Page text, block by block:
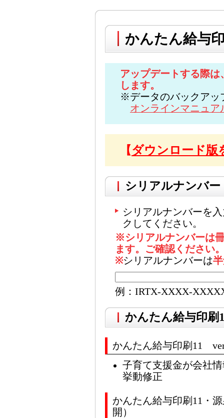
かんたん給与
アップデートする際
します。
※データのバックアッ
オンラインマニュア
【 ダウンロード
シリアルナンバー
シリアルナンバーを
クしてください。
※シリアルナンバーは
ます。ご確認ください
※シリアルナンバーは
例：IRTX-XXXX-
かんたん給与印刷
かんたん給与印刷11
子育て支援金が会社
挙動修正
かんたん給与印刷11・
開）